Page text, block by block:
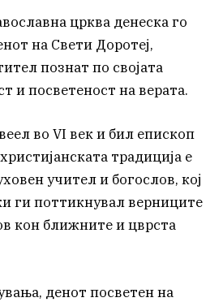
црква денеска го
на Свети Доротеј,
познат по својата
и посветеност на верата.
во VI век и бил епископ
традиција е
учител и богослов, кој
ги поттикнувал верниците
кон ближните и цврста
денот посветен на